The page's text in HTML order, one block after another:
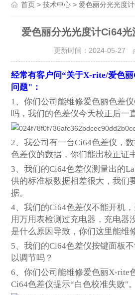
首页 >技术中心 > 爱色丽分光光度
爱色丽分光光度计Ci64光
更新时间：2024-05-27
经常有客户问“关于X-rite/爱色
问题"：
1、你们公司能维修爱色丽色差
吗，我们的色差仪今天校正后一
2、我公司有一台Ci64色差仪，
色差仪的数据，你们能出校正证
3、我们的Ci64色差仪测量出的
供的标准板数据相差很大，我们
据。
4、我们的Ci64色差仪不能开机
用万用表检测过充电器，充电器
是什么原因导致，你们这里能维
5、我们的Ci64色差仪按键面板
以调节吗？
6、你们公司能维修爱色丽X-rite
Ci64色差仪提示“白色校准失败"。